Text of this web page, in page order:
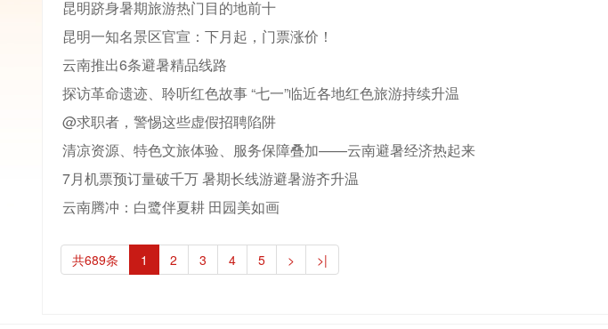
昆明跻身暑期旅游热门目的地前十
昆明一知名景区官宣：下月起，门票涨价！
云南推出6条避暑精品线路
探访革命遗迹、聆听红色故事 “七一”临近各地红色旅游持续升温
@求职者，警惕这些虚假招聘陷阱
清凉资源、特色文旅体验、服务保障叠加——云南避暑经济热起来
7月机票预订量破千万 暑期长线游避暑游齐升温
云南腾冲：白鹭伴夏耕 田园美如画
共689条 1 2 3 4 5 > >|